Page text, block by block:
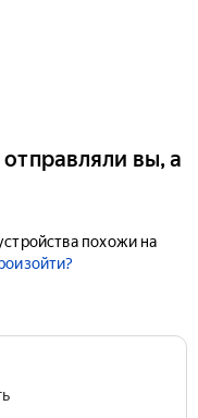
вы, а
похожи на